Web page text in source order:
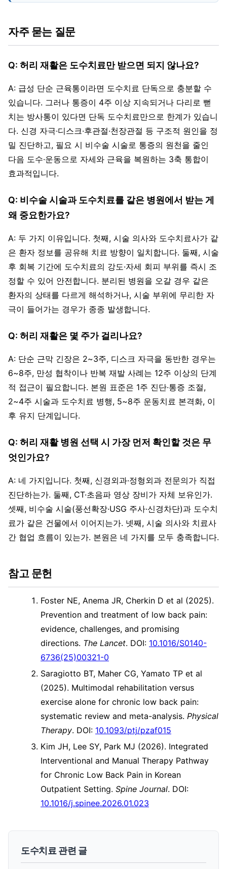
자주 묻는 질문
Q: 허리 재활은 도수치료만 받으면 되지 않나요?
A: 급성 단순 근육통이라면 도수치료 단독으로 충분할 수
있습니다. 그러나 통증이 4주 이상 지속되거나 다리로 뻗
치는 방사통이 있다면 단독 도수치료만으로 한계가 있습니
다. 신경 자극·디스크·후관절·천장관절 등 구조적 원인을 정
밀 진단하고, 필요 시 비수술 시술로 통증의 원천을 줄인
다음 도수·운동으로 자세와 근육을 복원하는 3축 통합이
효과적입니다.
Q: 비수술 시술과 도수치료를 같은 병원에서 받는 게
왜 중요한가요?
A: 두 가지 이유입니다. 첫째, 시술 의사와 도수치료사가 같
은 환자 정보를 공유해 치료 방향이 일치합니다. 둘째, 시술
후 회복 기간에 도수치료의 강도·자세 회피 부위를 즉시 조
정할 수 있어 안전합니다. 분리된 병원을 오갈 경우 같은
환자의 상태를 다르게 해석하거나, 시술 부위에 무리한 자
극이 들어가는 경우가 종종 발생합니다.
Q: 허리 재활은 몇 주가 걸리나요?
A: 단순 근막 긴장은 2~3주, 디스크 자극을 동반한 경우는
6~8주, 만성 협착이나 반복 재발 사례는 12주 이상의 단계
적 접근이 필요합니다. 본원 표준은 1주 진단·통증 조절,
2~4주 시술과 도수치료 병행, 5~8주 운동치료 본격화, 이
후 유지 단계입니다.
Q: 허리 재활 병원 선택 시 가장 먼저 확인할 것은 무
엇인가요?
A: 네 가지입니다. 첫째, 신경외과·정형외과 전문의가 직접
진단하는가. 둘째, CT·초음파 영상 장비가 자체 보유인가.
셋째, 비수술 시술(풍선확장·USG 주사·신경차단)과 도수치
료가 같은 건물에서 이어지는가. 넷째, 시술 의사와 치료사
간 협업 흐름이 있는가. 본원은 네 가지를 모두 충족합니다.
참고 문헌
Foster NE, Anema JR, Cherkin D et al (2025).
Prevention and treatment of low back pain:
evidence, challenges, and promising
directions. The Lancet. DOI: 10.1016/S0140-
6736(25)00321-0
Saragiotto BT, Maher CG, Yamato TP et al
(2025). Multimodal rehabilitation versus
exercise alone for chronic low back pain:
systematic review and meta-analysis. Physical
Therapy. DOI: 10.1093/ptj/pzaf015
Kim JH, Lee SY, Park MJ (2026). Integrated
Interventional and Manual Therapy Pathway
for Chronic Low Back Pain in Korean
Outpatient Setting. Spine Journal. DOI:
10.1016/j.spinee.2026.01.023
도수치료 관련 글